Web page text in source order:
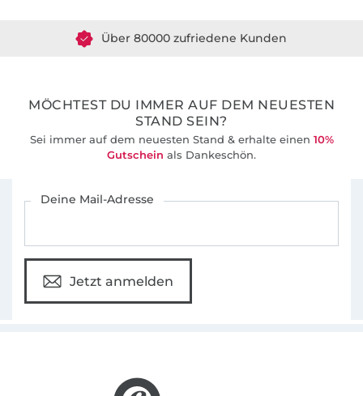
MÖCHTEST DU IMMER AUF DEM NEUESTEN
STAND SEIN?
Sei immer auf dem neuesten Stand & erhalte einen 10%
Gutschein als Dankeschön.
Deine Mail-Adresse
Jetzt anmelden